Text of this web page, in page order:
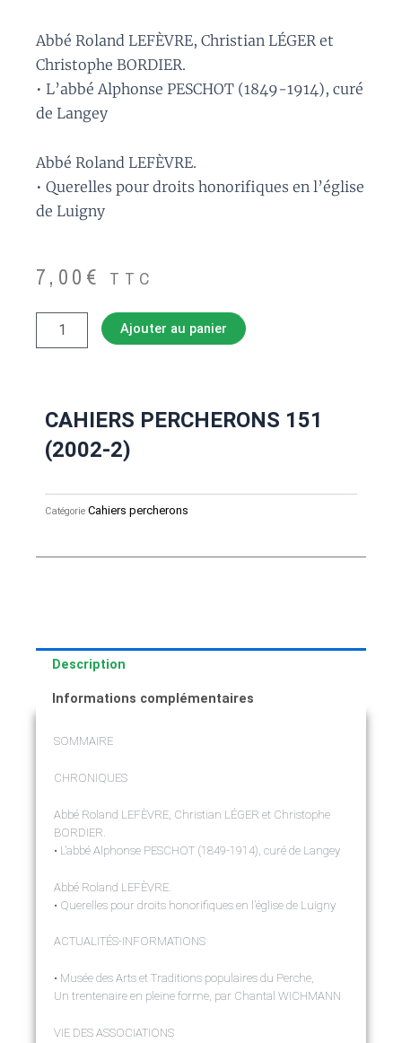
Abbé Roland LEFÈVRE, Christian LÉGER et
Christophe BORDIER.
• L’abbé Alphonse PESCHOT (1849-1914), curé
de Langey
Abbé Roland LEFÈVRE.
• Querelles pour droits honorifiques en l’église
de Luigny
7,00 € TTC
(2002-
2)
Ajouter au panier
CAHIERS PERCHERONS 151
(2002-2)
Catégorie Cahiers percherons
Description
Informations complémentaires
SOMMAIRE
CHRONIQUES
Abbé Roland LEFÈVRE, Christian LÉGER et Christophe
BORDIER.
• L’abbé Alphonse PESCHOT (1849-1914), curé de Langey
Abbé Roland LEFÈVRE.
• Querelles pour droits honorifiques en l’église de Luigny
ACTUALITÉS-INFORMATIONS
• Musée des Arts et Traditions populaires du Perche,
Un trentenaire en pleine forme, par Chantal WICHMANN
VIE DES ASSOCIATIONS